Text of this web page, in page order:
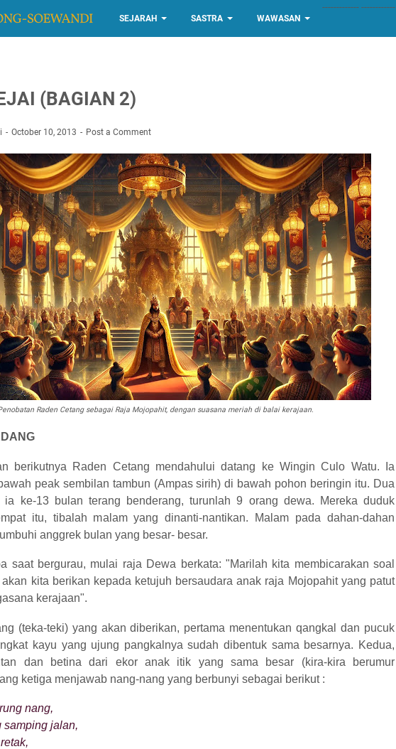
SEJARAH
-------------
SASTRA WAWASAN
------------
(BAGIAN 2)
October 10, 2013 Post a Comment
Raden Cetang sebagai Raja Mojopahit, dengan suasana meriah di balai kerajaan.
berikutnya Raden Cetang mendahului datang ke Wingin Culo Watu. Ia
peak sembilan tambun (Ampas sirih) di bawah pohon beringin itu. Dua
ia ke-13 bulan terang benderang, turunlah 9 orang dewa. Mereka duduk
itu, tibalah malam yang dinanti-nantikan. Malam pada dahan-dahan
anggrek bulan yang besar- besar.
saat bergurau, mulai raja Dewa berkata: "Marilah kita membicarakan soal
kita berikan kepada ketujuh bersaudara anak raja Mojopahit yang patut
kerajaan".
(teka-teki) yang akan diberikan, pertama menentukan qangkal dan pucuk
kayu yang ujung pangkalnya sudah dibentuk sama besarnya. Kedua,
dan betina dari ekor anak itik yang sama besar (kira-kira berumur
ketiga menjawab nang-nang yang berbunyi sebagai berikut :
nang,
samping jalan,